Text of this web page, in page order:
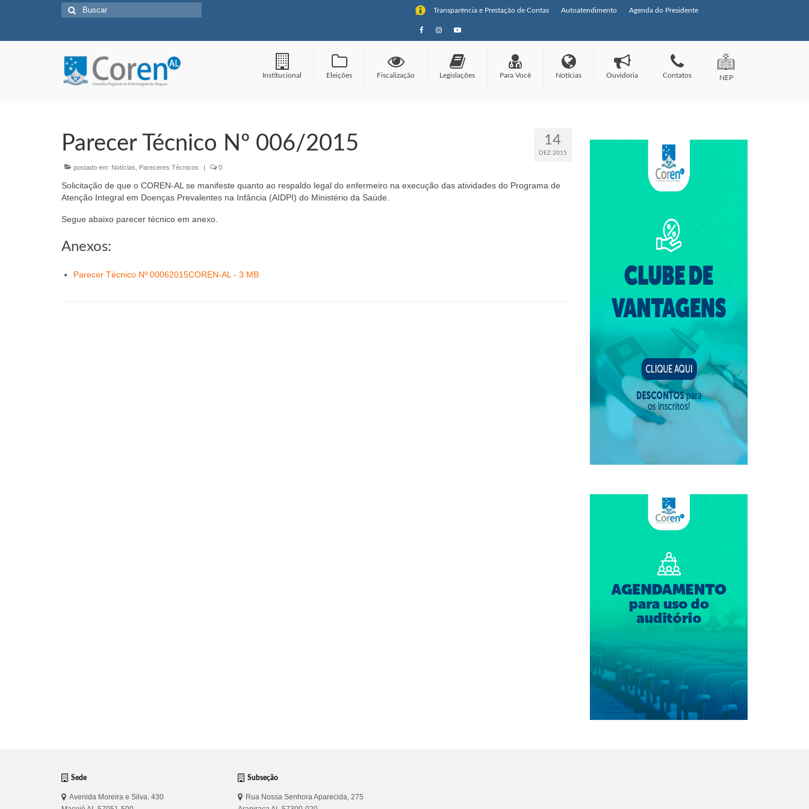
Transparência e Prestação de Contas Autoatendimento Agenda do Presidente
Buscar
por:
Institucional Eleições Fiscalização Legislações Para Você Notícias Ouvidoria Contatos NEP
14
DEZ 2015
Parecer Técnico Nº 006/2015
postado em: Notícias Pareceres Técnicos | 0
Solicitação de que o COREN-AL se manifeste quanto ao respaldo legal do enfermeiro na execução das atividades do Programa de
Atenção Integral em Doenças Prevalentes na Infância (AIDPI) do Ministério da Saúde.
Segue abaixo parecer técnico em anexo.
Anexos:
Parecer Técnico Nº 00062015COREN-AL - 3 MB
Sede
Avenida Moreira e Silva, 430
Subseção
Rua Nossa Senhora Aparecida, 275